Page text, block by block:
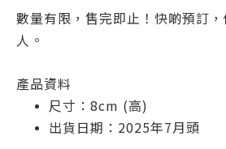
數量有限，售完即止！快啲預訂
人。
產品資料
尺寸：8cm (高)
出貨日期：2025年7月頭